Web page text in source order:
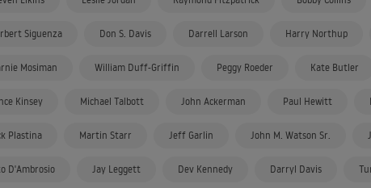
Siguenza Don S. Davis Darrell Larson Harry Northup
Mosiman William Duff-Griffin Peggy Roeder Kate Butler
Kinsey Michael Talbott John Ackerman Paul Hewitt
Plastina Martin Starr Jeff Garlin John M. Watson Sr.
D'Ambrosio Jay Leggett Dev Kennedy Darryl Davis